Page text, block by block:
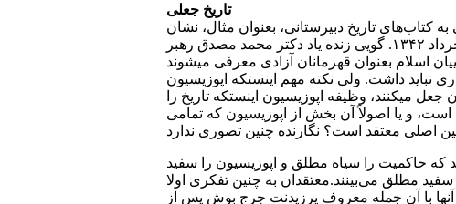
تاریخ جعلی
کتاب‌های تاریخ دبیرستانی‌، بعنوان مثال، نشان
میدهد که گویی تاریخ ایران از زمان هجوم اعراب به ایران آغاز شده است، و یا تاریخ معاصر ایران از ۱۵ خرداد ۱۳۴۲. گویی زنده یاد دکتر محمد مصدق رهبر
اسلام بعنوان قهرمانان آزادی معرفی‌ میشوند
نباید داشت. ولی‌ نکته مهم اینستکه اپوزیسیون
میکنند، وظیفه اپوزیسیون اینستکه تاریخ را
و یا اصولاً آن بخش از اپوزیسیون که تمامی
حاکمیت را سیاه مطلق و اپوزیسیون را سفید
مطلق می‌بینند.معتقدان به چنین تفکری اولا
آنها با آن جمله معروف پرزیدنت جرج بوش پس از